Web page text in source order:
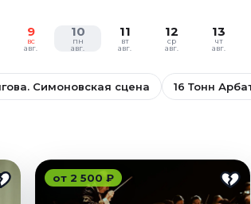
9
вс
авг.
10
пн
авг.
11
вт
авг.
12
ср
авг.
13
чт
авг.
Симоновская сцена 16 Тонн
от 2 500 ₽